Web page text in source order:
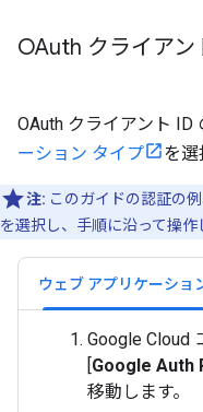
OAuth クライアン
OAuth クライアント ID
ーション タイプ
を選
注: このガイドの認証の
を選択し、手順に沿って操作
ウェブ アプリケーショ
Google Cloud
[Google Auth
移動します。